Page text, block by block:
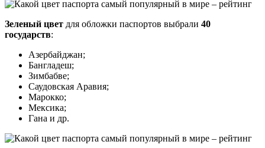
Зеленый цвет для обложки паспортов выбрали 40
государств:
Азербайджан;
Бангладеш;
Зимбабве;
Саудовская Аравия;
Марокко;
Мексика;
Гана и др.